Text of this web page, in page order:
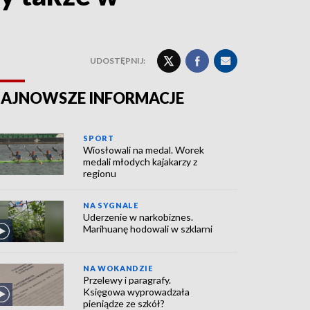
UDOSTĘPNIJ:
INFORMACJE
SPORT
Wiosłowali na medal. Worek
medali młodych kajakarzy z
regionu
NA SYGNALE
Uderzenie w narkobiznes.
Marihuanę hodowali w szklarni
NA WOKANDZIE
Przelewy i paragrafy.
Księgowa wyprowadzała
pieniądze ze szkół?